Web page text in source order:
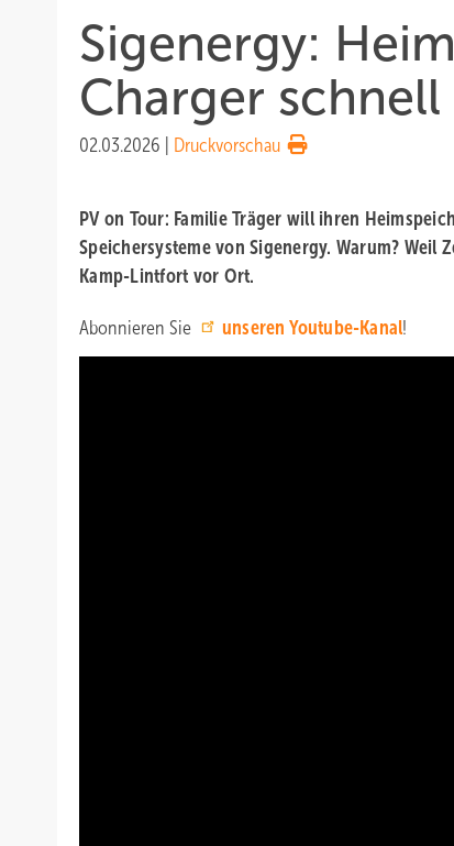
Sigenergy:
Charger
02.03.2026 Druckvorschau
PV on Tour: Familie Träger will ihren
Speichersysteme von Sigenergy. Warum?
Kamp-Lintfort vor Ort.
Abonnieren Sie unseren Youtube-Kanal!